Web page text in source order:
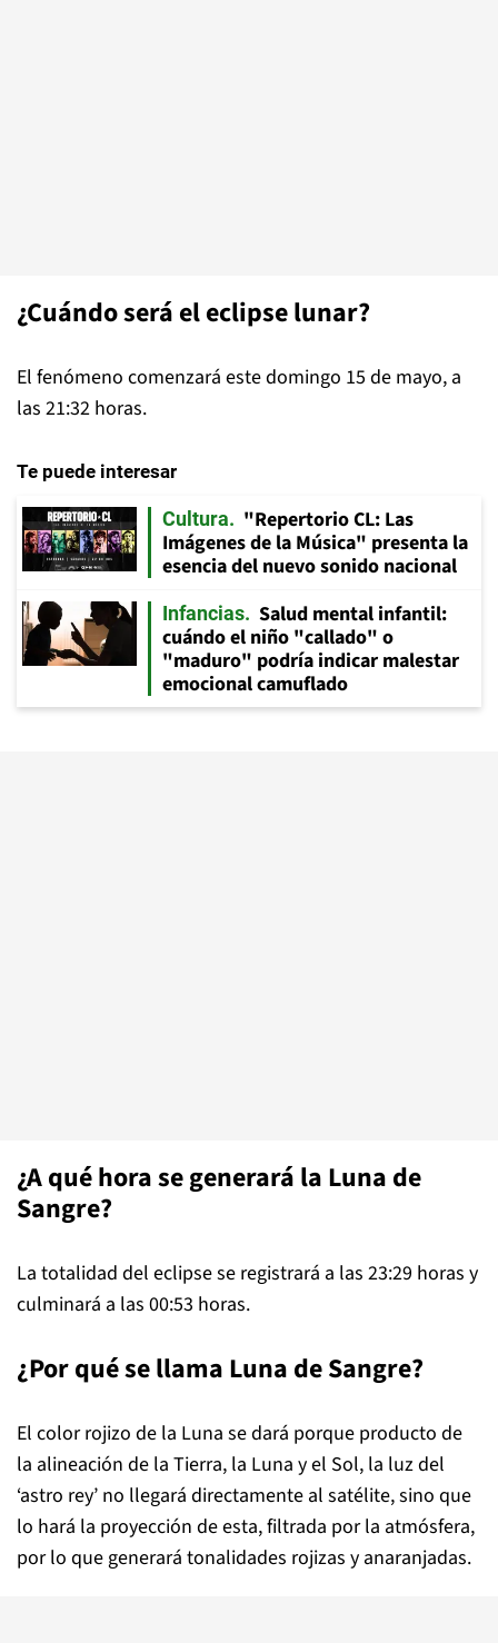
¿Cuándo será el eclipse lunar?
El fenómeno comenzará este domingo 15 de mayo, a
las 21:32 horas.
Te puede interesar
Cultura
"Repertorio CL: Las
Imágenes de la Música" presenta la
esencia del nuevo sonido nacional
Infancias
Salud mental infantil:
cuándo el niño "callado" o
"maduro" podría indicar malestar
emocional camuflado
¿A qué hora se generará la Luna de
Sangre?
La totalidad del eclipse se registrará a las 23:29 horas y
culminará a las 00:53 horas.
¿Por qué se llama Luna de Sangre?
El color rojizo de la Luna se dará porque producto de
la alineación de la Tierra, la Luna y el Sol, la luz del
‘astro rey’ no llegará directamente al satélite, sino que
lo hará la proyección de esta, filtrada por la atmósfera,
por lo que generará tonalidades rojizas y anaranjadas.